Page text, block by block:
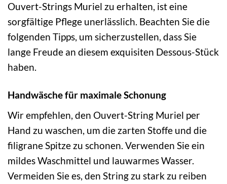
Ouvert-Strings Muriel zu erhalten, ist eine
sorgfältige Pflege unerlässlich. Beachten Sie die
folgenden Tipps, um sicherzustellen, dass Sie
lange Freude an diesem exquisiten Dessous-Stück
haben.
Handwäsche für maximale Schonung
Wir empfehlen, den Ouvert-String Muriel per
Hand zu waschen, um die zarten Stoffe und die
filigrane Spitze zu schonen. Verwenden Sie ein
mildes Waschmittel und lauwarmes Wasser.
Vermeiden Sie es, den String zu stark zu reiben